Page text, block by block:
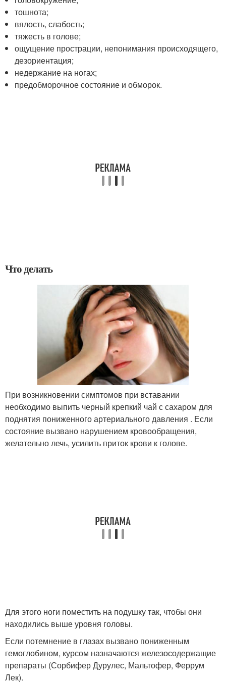
тошнота;
вялость, слабость;
тяжесть в голове;
ощущение прострации, непонимания происходящего,
дезориентация;
недержание на ногах;
предобморочное состояние и обморок.
Что делать
При возникновении симптомов при вставании
необходимо выпить черный крепкий чай с сахаром для
поднятия пониженного артериального давления . Если
состояние вызвано нарушением кровообращения,
желательно лечь, усилить приток крови к голове.
Для этого ноги поместить на подушку так, чтобы они
находились выше уровня головы.
Если потемнение в глазах вызвано пониженным
гемоглобином, курсом назначаются железосодержащие
препараты (Сорбифер Дурулес, Мальтофер, Феррум
Лек).